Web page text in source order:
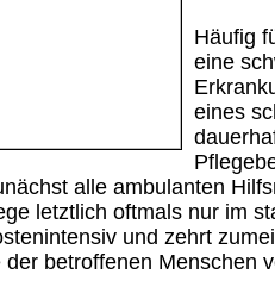
Häufig
eine
eines
alle ambulanten
letztlich oftmals nur im
und zehrt
betroffenen Menschen